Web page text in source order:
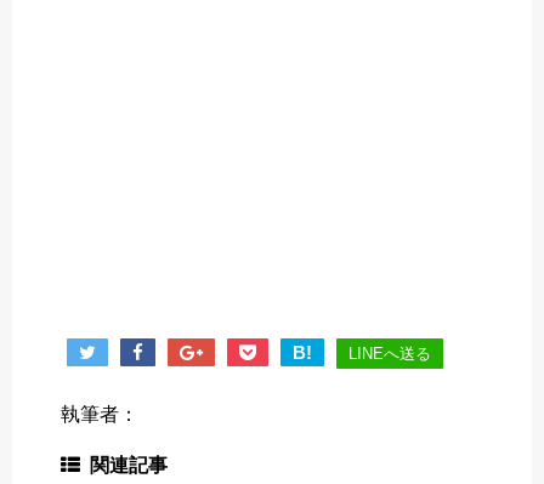
B! LINEへ送る
執筆者：
関連記事